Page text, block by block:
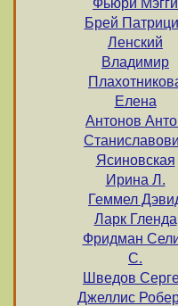
Фьюри Мэгги
Брей
Ленский
Владимир
Елена
Антонов
Ясиновская
Ирина Л.
Геммел
Ларк Гленда
Фридман
С.
Шведов
Джеллис